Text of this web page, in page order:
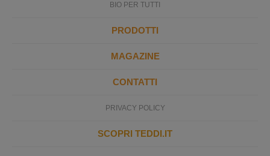
BIO PER TUTTI
PRODOTTI
MAGAZINE
CONTATTI
PRIVACY POLICY
SCOPRI TEDDI.IT